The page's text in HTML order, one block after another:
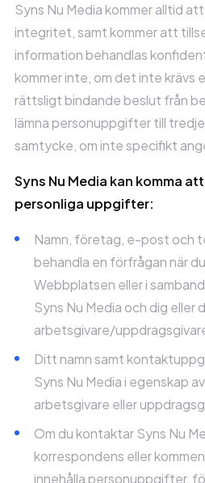
Syns Nu Media kommer alltid
integritet, samt kommer att
information behandlas
kommer inte, om det inte krävs
rättsligt bindande beslut från
lämna personuppgifter till
samtycke, om inte specifikt
Syns Nu Media kan komma
personliga uppgifter:
Namn, företag, e-post och
behandla en förfrågan när
Webbplatsen eller i
Syns Nu Media och dig eller
arbetsgivare/
Ditt namn samt
Syns Nu Media i egenskap
arbetsgivare eller
Om du kontaktar Syns Nu
korrespondens eller
innehålla personuppgifter,